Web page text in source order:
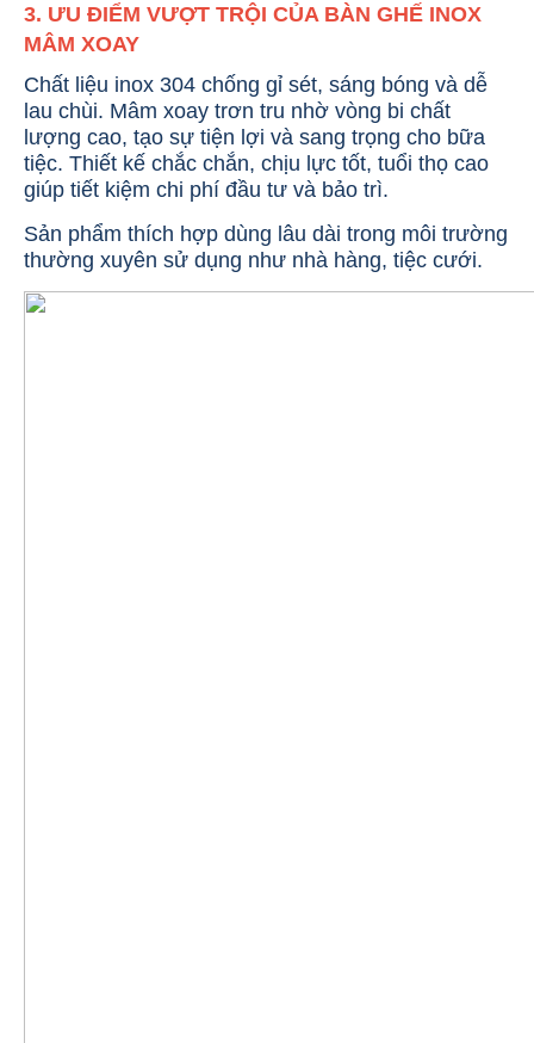
3. ƯU ĐIỂM VƯỢT TRỘI CỦA BÀN GHẾ INOX
MÂM XOAY
Chất liệu inox 304 chống gỉ sét, sáng bóng và dễ
lau chùi. Mâm xoay trơn tru nhờ vòng bi chất
lượng cao, tạo sự tiện lợi và sang trọng cho bữa
tiệc. Thiết kế chắc chắn, chịu lực tốt, tuổi thọ cao
giúp tiết kiệm chi phí đầu tư và bảo trì.
Sản phẩm thích hợp dùng lâu dài trong môi trường
thường xuyên sử dụng như nhà hàng, tiệc cưới.